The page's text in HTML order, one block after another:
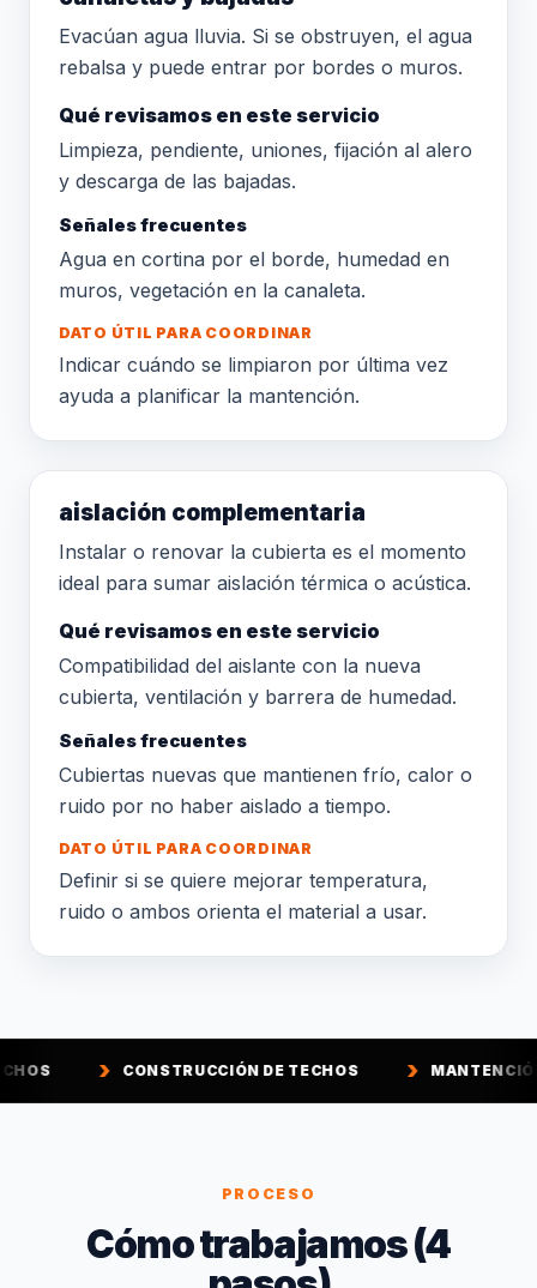
Evacúan agua lluvia. Si se obstruyen, el agua
rebalsa y puede entrar por bordes o muros.
Qué revisamos en este servicio
Limpieza, pendiente, uniones, fijación al alero
y descarga de las bajadas.
Señales frecuentes
Agua en cortina por el borde, humedad en
muros, vegetación en la canaleta.
DATO ÚTIL PARA COORDINAR
Indicar cuándo se limpiaron por última vez
ayuda a planificar la mantención.
aislación complementaria
Instalar o renovar la cubierta es el momento
ideal para sumar aislación térmica o acústica.
Qué revisamos en este servicio
Compatibilidad del aislante con la nueva
cubierta, ventilación y barrera de humedad.
Señales frecuentes
Cubiertas nuevas que mantienen frío, calor o
ruido por no haber aislado a tiempo.
DATO ÚTIL PARA COORDINAR
Definir si se quiere mejorar temperatura,
ruido o ambos orienta el material a usar.
CONSTRUCCIÓN DE TECHOS MANTENCIÓN DE TECHOS
PROCESO
Cómo trabajamos (4